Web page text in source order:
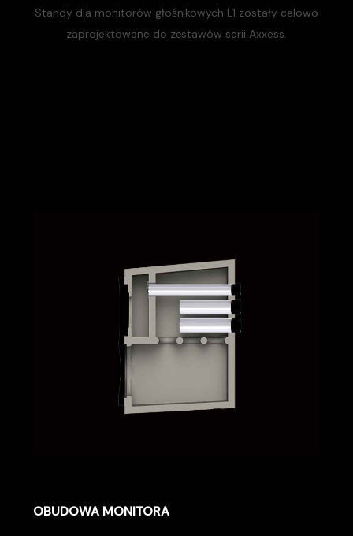
Standy dla monitorów głośnikowych L1 zostały celowo
zaprojektowane do zestawów serii Axxess.
OBUDOWA MONITORA